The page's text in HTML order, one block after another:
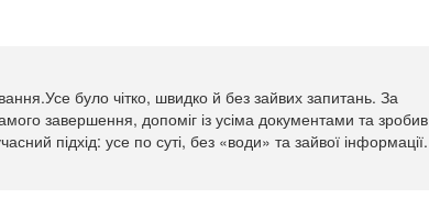
було чітко, швидко й без зайвих запитань. За
завершення, допоміг із усіма документами та зробив
підхід: усе по суті, без «води» та зайвої інформації.